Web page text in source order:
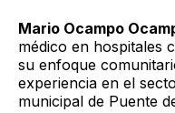
Mario Ocampo
médico en hospitales
su enfoque
experiencia en el
municipal de Puente